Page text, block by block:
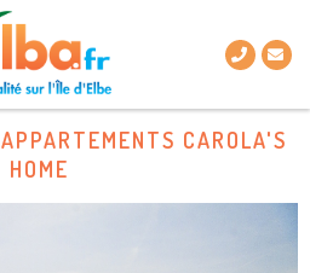
APPARTEMENTS CAROLA'S
HOME